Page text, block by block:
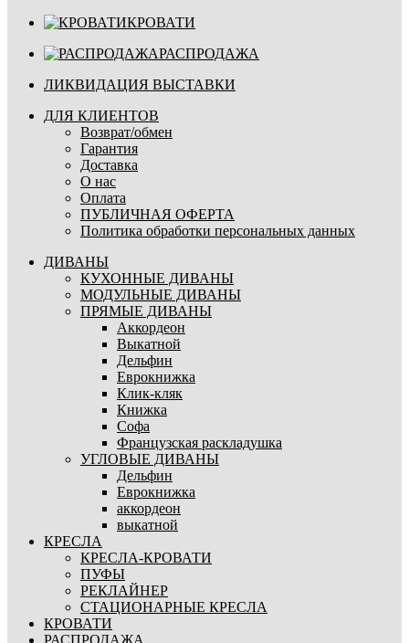
КРОВАТИ
РАСПРОДАЖА
ЛИКВИДАЦИЯ ВЫСТАВКИ
ДЛЯ КЛИЕНТОВ
Возврат/обмен
Гарантия
Доставка
О нас
Оплата
ПУБЛИЧНАЯ ОФЕРТА
Политика обработки персональных данных
ДИВАНЫ
КУХОННЫЕ ДИВАНЫ
МОДУЛЬНЫЕ ДИВАНЫ
ПРЯМЫЕ ДИВАНЫ
Аккордеон
Выкатной
Дельфин
Еврокнижка
Клик-кляк
Книжка
Софа
Французская раскладушка
УГЛОВЫЕ ДИВАНЫ
Дельфин
Еврокнижка
аккордеон
выкатной
КРЕСЛА
КРЕСЛА-КРОВАТИ
ПУФЫ
РЕКЛАЙНЕР
СТАЦИОНАРНЫЕ КРЕСЛА
КРОВАТИ
РАСПРОДАЖА